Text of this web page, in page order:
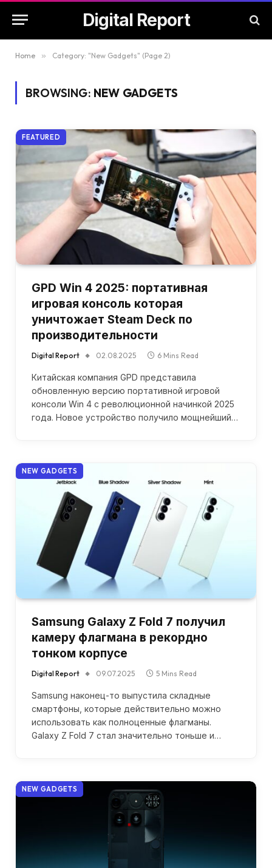
Digital Report
Home » Category: "New Gadgets" (Page 2)
BROWSING: NEW GADGETS
FEATURED
GPD Win 4 2025: портативная
игровая консоль которая
уничтожает Steam Deck по
производительности
Digital Report 02.08.2025 6 Mins Read
Китайская компания GPD представила
обновленную версию портативной игровой
консоли Win 4 с революционной начинкой 2025
года. Новое устройство получило мощнейший…
NEW GADGETS
Samsung Galaxy Z Fold 7 получил
камеру флагмана в рекордно
тонком корпусе
Digital Report 09.07.2025 5 Mins Read
Samsung наконец-то выпустила складные
смартфоны, которые действительно можно
использовать как полноценные флагманы.
Galaxy Z Fold 7 стал значительно тоньше и…
NEW GADGETS